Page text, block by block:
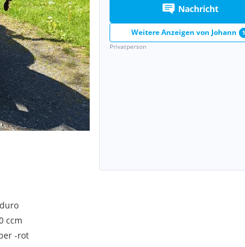
Nachricht
Weitere Anzeigen von Johann
1
Privatperson
ccm
-rot